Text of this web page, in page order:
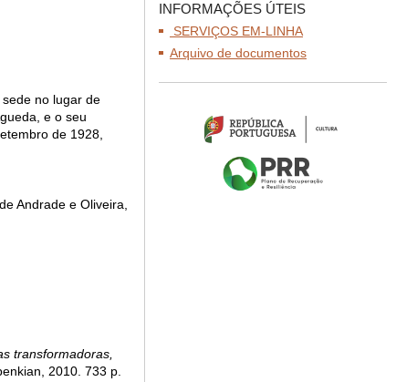
no lugar de
e o seu
de 1928,
Andrade e Oliveira,
transformadoras,
2010. 733 p.
INFORMAÇÕES ÚTEIS
SERVIÇOS EM-LINHA
Arquivo de documentos